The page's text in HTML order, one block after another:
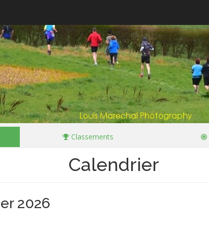
Classements
Calendrier
2026